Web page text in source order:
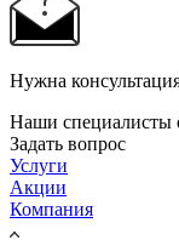
Нужна
Наши специалисты
Задать вопрос
Услуги
Акции
Компания